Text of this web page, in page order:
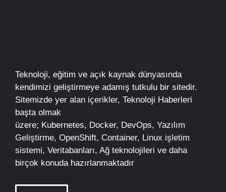
Teknoloji, eğitim ve açık kaynak dünyasında
kendimizi geliştirmeye adamış tutkulu bir sitedir.
Sitemizde yer alan içerikler, Teknoloji Haberleri
başta olmak
üzere; Kubernetes, Docker, DevOps, Yazılım
Geliştirme, OpenShift, Container, Linux işletim
sistemi, Veritabanları, Ağ teknolojileri ve daha
birçok konuda hazırlanmaktadır